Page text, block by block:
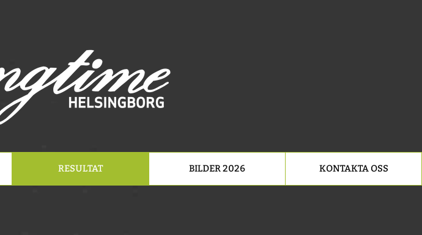
RESULTAT BILDER 2026 KONTAKTA OSS